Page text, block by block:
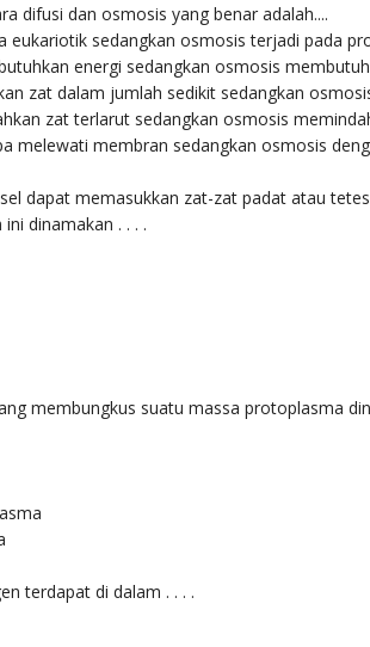
difusi dan osmosis yang benar adalah....
eukariotik sedangkan osmosis terjadi pada
energi sedangkan osmosis
zat dalam jumlah sedikit sedangkan
zat terlarut sedangkan osmosis
melewati membran sedangkan osmosis
dapat memasukkan zat-zat padat atau
dinamakan . . . .
membungkus suatu massa protoplasma
terdapat di dalam . . . .